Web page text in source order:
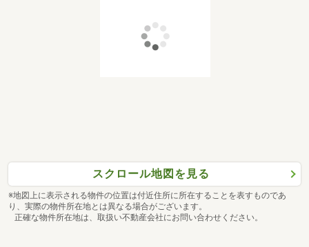
スクロール地図を見る
※地図上に表示される物件の位置は付近住所に所在することを表すものであ
り、実際の物件所在地とは異なる場合がございます。
正確な物件所在地は、取扱い不動産会社にお問い合わせください。